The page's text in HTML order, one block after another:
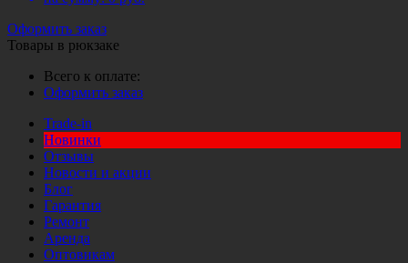
Оформить заказ
Товары в рюкзаке
Всего к оплате:
Оформить заказ
Trade-in
Новинки
Отзывы
Новости и акции
Блог
Гарантия
Ремонт
Аренда
Оптовикам